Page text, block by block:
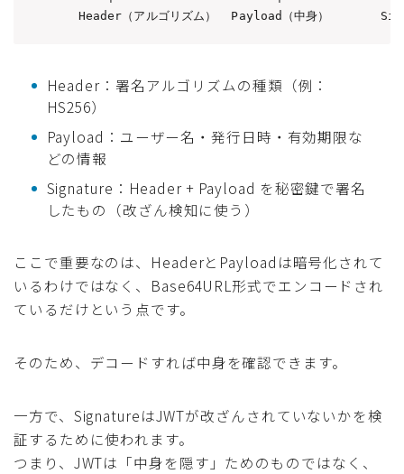
Header（アルゴリズム）  Payload（中身）
Header：署名アルゴリズムの種類（例：
HS256）
Payload：ユーザー名・発行日時・有効期限な
どの情報
Signature：Header + Payload を秘密鍵で署名
したもの（改ざん検知に使う）
ここで重要なのは、HeaderとPayloadは暗号化されて
いるわけではなく、Base64URL形式でエンコードされ
ているだけという点です。
そのため、デコードすれば中身を確認できます。
一方で、SignatureはJWTが改ざんされていないかを検
証するために使われます。
つまり、JWTは「中身を隠す」ためのものではなく、